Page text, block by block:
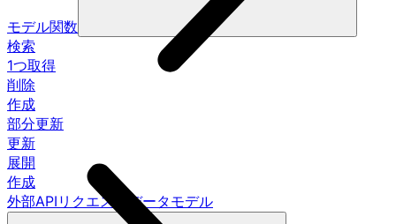
モデル関数
検索
1つ取得
削除
作成
部分更新
更新
展開
作成
外部APIリクエストデータモデル